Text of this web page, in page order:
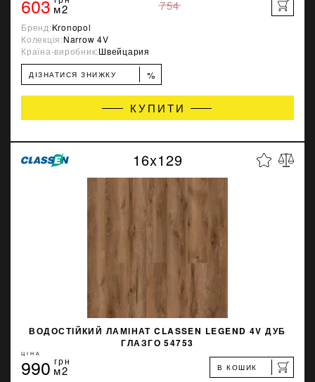
603 м2 754
Бренд:Kronopol
Колекція:Narrow 4V
Країна-виробник:Швейцария
ДІЗНАТИСЯ ЗНИЖКУ %
КУПИТИ
16x129
ВОДОСТІЙКИЙ ЛАМІНАТ CLASSEN LEGEND 4V ДУБ
ГЛАЗГО 54753
ЦІНА
990 грн
м2 В КОШИК